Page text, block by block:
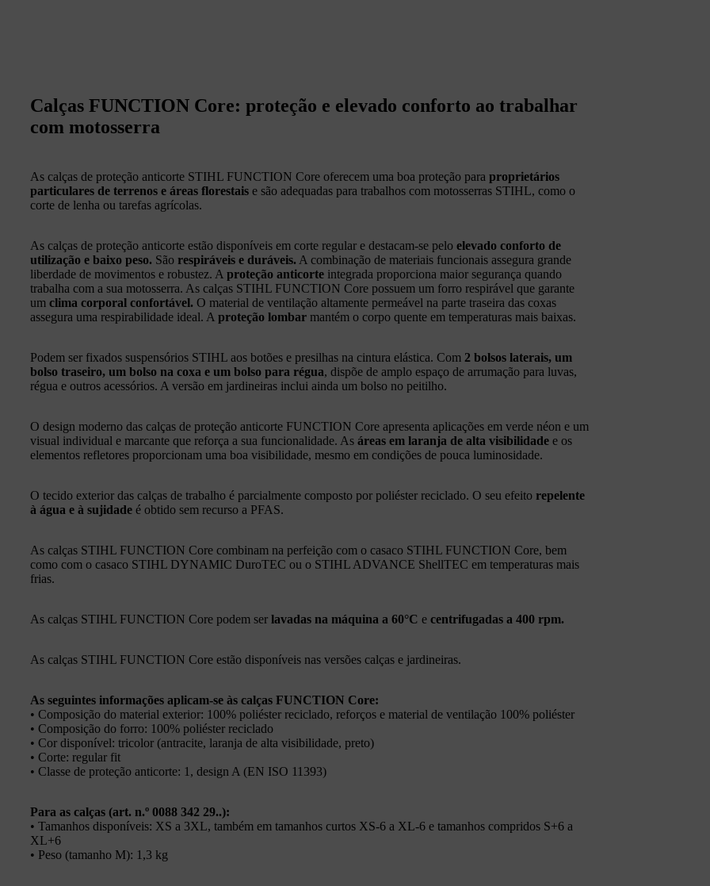
Calças FUNCTION Core: proteção e elevado conforto ao trabalhar
com motosserra
As calças de proteção anticorte STIHL FUNCTION Core oferecem uma boa proteção para proprietários
particulares de terrenos e áreas florestais e são adequadas para trabalhos com motosserras STIHL, como o
corte de lenha ou tarefas agrícolas.
As calças de proteção anticorte estão disponíveis em corte regular e destacam-se pelo elevado conforto de
utilização e baixo peso. São respiráveis e duráveis. A combinação de materiais funcionais assegura grande
liberdade de movimentos e robustez. A proteção anticorte integrada proporciona maior segurança quando
trabalha com a sua motosserra. As calças STIHL FUNCTION Core possuem um forro respirável que garante
um clima corporal confortável. O material de ventilação altamente permeável na parte traseira das coxas
assegura uma respirabilidade ideal. A proteção lombar mantém o corpo quente em temperaturas mais baixas.
Podem ser fixados suspensórios STIHL aos botões e presilhas na cintura elástica. Com 2 bolsos laterais, um
bolso traseiro, um bolso na coxa e um bolso para régua, dispõe de amplo espaço de arrumação para luvas,
régua e outros acessórios. A versão em jardineiras inclui ainda um bolso no peitilho.
O design moderno das calças de proteção anticorte FUNCTION Core apresenta aplicações em verde néon e um
visual individual e marcante que reforça a sua funcionalidade. As áreas em laranja de alta visibilidade e os
elementos refletores proporcionam uma boa visibilidade, mesmo em condições de pouca luminosidade.
O tecido exterior das calças de trabalho é parcialmente composto por poliéster reciclado. O seu efeito repelente
à água e à sujidade é obtido sem recurso a PFAS.
As calças STIHL FUNCTION Core combinam na perfeição com o casaco STIHL FUNCTION Core, bem
como com o casaco STIHL DYNAMIC DuroTEC ou o STIHL ADVANCE ShellTEC em temperaturas mais
frias.
As calças STIHL FUNCTION Core podem ser lavadas na máquina a 60°C e centrifugadas a 400 rpm.
As calças STIHL FUNCTION Core estão disponíveis nas versões calças e jardineiras.
As seguintes informações aplicam‑se às calças FUNCTION Core:
• Composição do material exterior: 100% poliéster reciclado, reforços e material de ventilação 100% poliéster
• Composição do forro: 100% poliéster reciclado
• Cor disponível: tricolor (antracite, laranja de alta visibilidade, preto)
• Corte: regular fit
• Classe de proteção anticorte: 1, design A (EN ISO 11393)
Para as calças (art. n.º 0088 342 29..):
• Tamanhos disponíveis: XS a 3XL, também em tamanhos curtos XS‑6 a XL‑6 e tamanhos compridos S+6 a
XL+6
• Peso (tamanho M): 1,3 kg